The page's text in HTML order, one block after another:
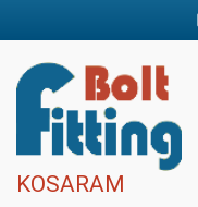
KOSARAM